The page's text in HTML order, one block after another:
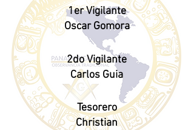
1er Vigilante
Oscar Gomora
2do Vigilante
Carlos Guia
Tesorero
Christian